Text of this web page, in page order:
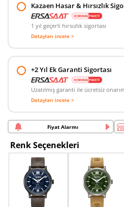
Kazaen Hasar & Hırsızlık
1 yıl geçerli hırsızlık sigortası
Detayları incele >
+2 Yıl Ek Garanti Sigortası
Uzatılmış garanti ile ücretsiz
Detayları incele >
Fiyat Alarmı
Renk Seçenekleri